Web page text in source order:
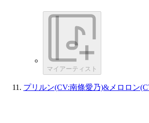
マイアーティスト
プリルン(CV:南條愛乃)&メロロン